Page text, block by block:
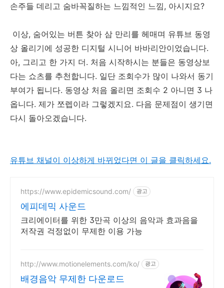
손주들 데리고 숨바꼭질하는 느낌적인 느낌, 아시지요?
이상, 숨어있는 버튼 찾아 삼 만리를 헤매며 유튜브 동영
상 올리기에 성공한 디지털 시니어 바바리안이었습니다.
아, 그리고 한 가지 더. 처음 시작하시는 분들은 동영상보
다는 쇼츠를 추천합니다. 일단 조회수가 많이 나와서 동기
부여가 됩니다. 동영상 처음 올리면 조회수 2 아니면 3 나
옵니다. 제가 쪼렙이라 그렇겠지요. 다음 문제점이 생기면
다시 돌아오겠습니다.
유튜브 채널이 이상하게 바뀌었다면 이 글을 클릭하세요.
https://www.epidemicsound.com/ 광고
에피데믹 사운드
크리에이터를 위한 3만곡 이상의 음악과 효과음을
저작권 걱정없이 무제한 이용 가능
http://www.motionelements.com/ko/ 광고
배경음악 무제한 다운로드